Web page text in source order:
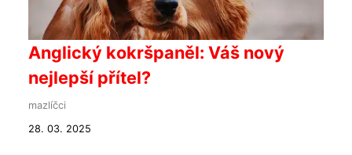
Anglický kokršpaněl: Váš nový
nejlepší přítel?
mazlíčci
28. 03. 2025